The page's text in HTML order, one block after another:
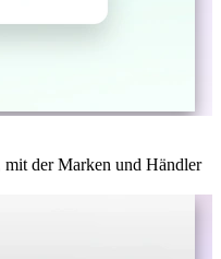
der Marken und Händler